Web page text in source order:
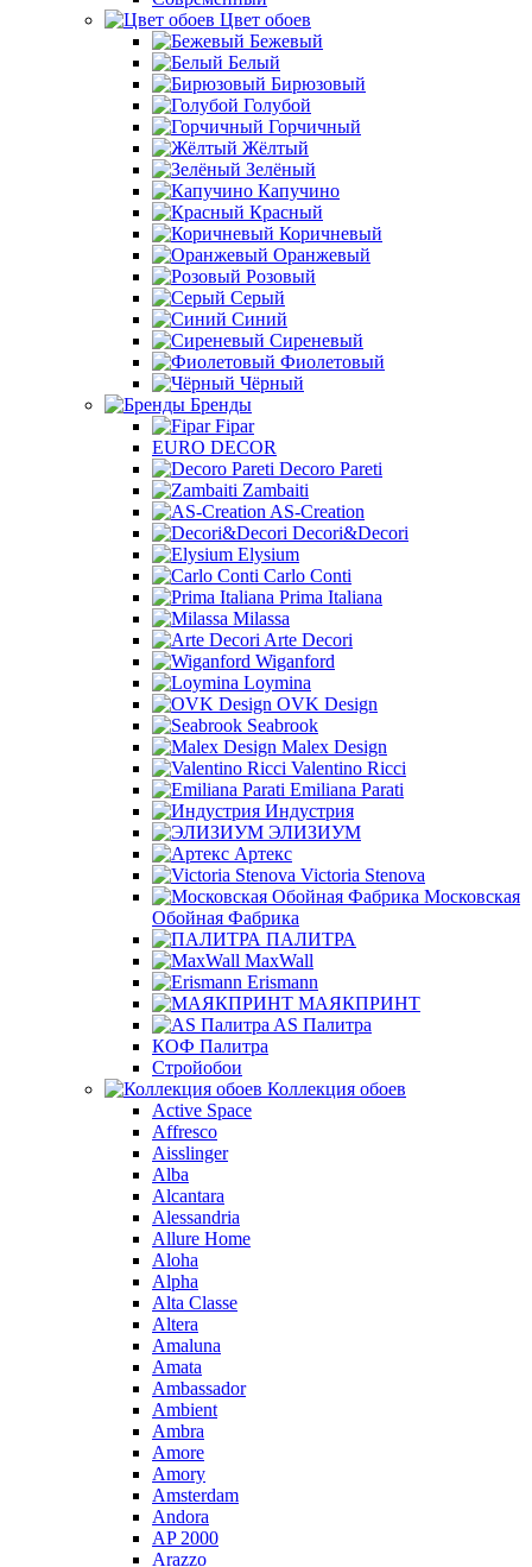
Цвет обоев
Бежевый
Белый
Бирюзовый
Голубой
Горчичный
Жёлтый
Зелёный
Капучино
Красный
Коричневый
Оранжевый
Розовый
Серый
Синий
Сиреневый
Фиолетовый
Чёрный
Бренды
Fipar
EURO DECOR
Decoro Pareti
Zambaiti
AS-Creation
Decori&Decori
Elysium
Carlo Conti
Prima Italiana
Milassa
Arte Decori
Wiganford
Loymina
OVK Design
Seabrook
Malex Design
Valentino Ricci
Emiliana Parati
Индустрия
ЭЛИЗИУМ
Артекс
Victoria Stenova
Московская
Обойная Фабрика
ПАЛИТРА
MaxWall
Erismann
МАЯКПРИНТ
AS Палитра
КОФ Палитра
Стройобои
Коллекция обоев
Active Space
Affresco
Aisslinger
Alba
Alcantara
Alessandria
Allure Home
Aloha
Alpha
Alta Classe
Altera
Amaluna
Amata
Ambassador
Ambient
Ambra
Amore
Amory
Amsterdam
Andora
AP 2000
Arazzo